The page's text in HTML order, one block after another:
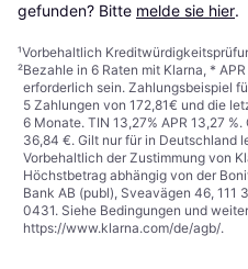
gefunden? Bitte melde sie hier.
¹Vorbehaltlich
²Bezahle in 6 Raten mit Klarna, *
erforderlich sein. Zahlungsbeispiel
5 Zahlungen von 172,81€ und die
6 Monate. TIN 13,27% APR 13,27
36,84 €. Gilt nur für in Deutschland
Vorbehaltlich der Zustimmung von
Höchstbetrag abhängig von der
Bank AB (publ), Sveavägen 46, 111
0431. Siehe Bedingungen und
https://www.klarna.com/de/agb/.